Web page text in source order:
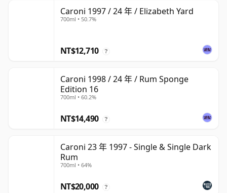
Caroni 1997 / 24 年 / Elizabeth Yard
700ml • 50.7%
NT$12,710 ?
Caroni 1998 / 24 年 / Rum Sponge
Edition 16
700ml • 60.2%
NT$14,490 ?
Caroni 23 年 1997 - Single & Single Dark
Rum
700ml • 64%
NT$20,000 ?